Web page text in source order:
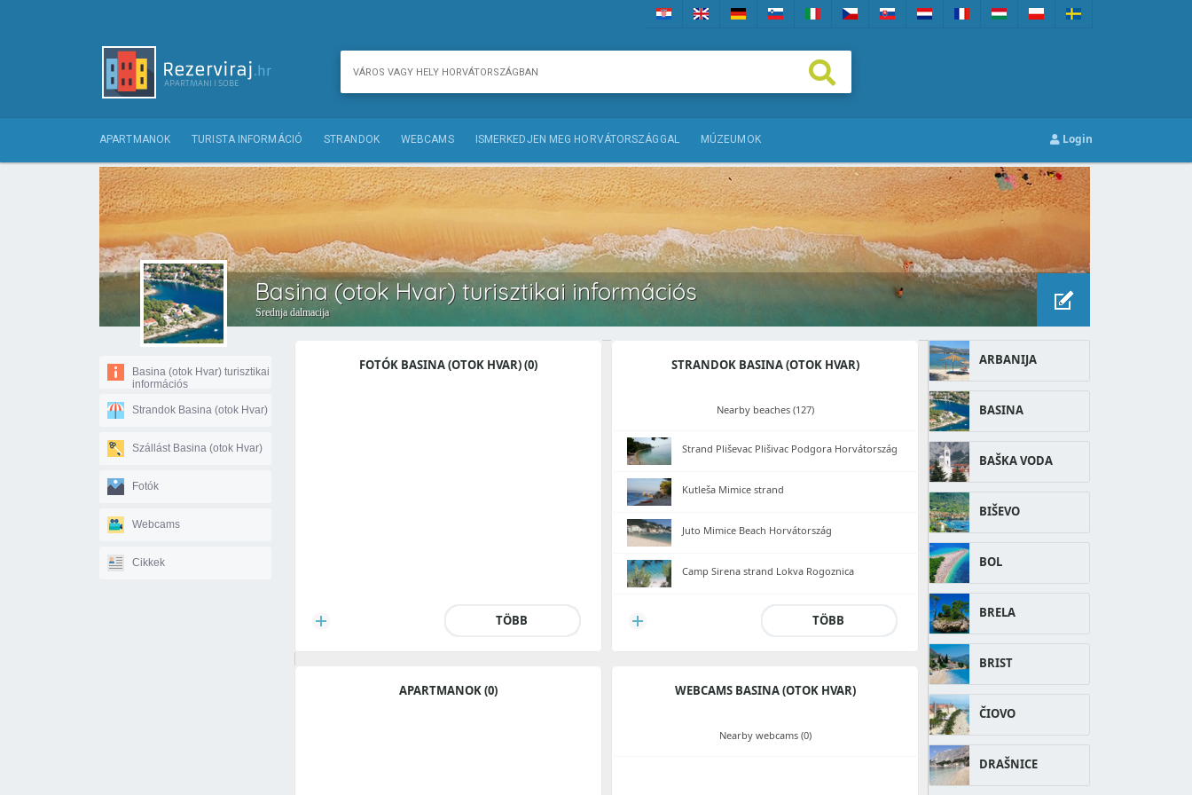
APARTMANOK TURISTA INFORMÁCIÓ STRANDOK WEBCAMS ISMERKEDJEN MEG HORVÁTORSZÁGGAL MÚZEUMOK Login
Basina (otok Hvar) turisztikai információs
Srednja dalmacija
Basina (otok Hvar) turisztikai
információs
Strandok Basina (otok Hvar)
Szállást Basina (otok Hvar)
Fotók
Webcams
Cikkek
FOTÓK BASINA (OTOK HVAR) (0)
TÖBB
APARTMANOK (0)
STRANDOK BASINA (OTOK HVAR)
Nearby beaches (127)
Strand Pliševac Plišivac Podgora Horvátország
Kutleša Mimice strand
Juto Mimice Beach Horvátország
Camp Sirena strand Lokva Rogoznica
TÖBB
WEBCAMS BASINA (OTOK HVAR)
Nearby webcams (0)
ARBANIJA
BASINA
BAŠKA VODA
BIŠEVO
BOL
BRELA
BRIST
ČIOVO
DRAŠNICE